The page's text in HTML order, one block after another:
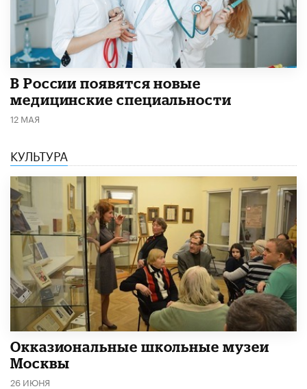
В России появятся новые
медицинские специальности
12 МАЯ
КУЛЬТУРА
​Окказиональные школьные музеи
Москвы
26 ИЮНЯ